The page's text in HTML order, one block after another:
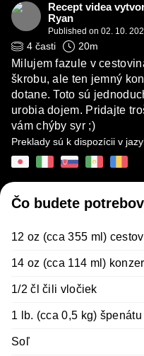
Recept videa
Ryan
Published on 02. 10.
4 časti 20m
Milujem fazule v
škrobu, ale ten jemný
dotane. Toto sú
urobia dojem. Pridajte
vám chýby syr ;)
Preklady sú k dispozícii v
Čo budete
12 oz (cca 355 ml)
14 oz (cca 114 ml)
1/2 čl čili vločiek
1 lb. (cca 0,5 kg) špenátu
Soľ